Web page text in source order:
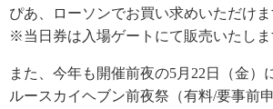
ぴあ、ローソンでお買い求めいただけま
※当日券は入場ゲートにて販売いたしま
また、今年も開催前夜の5月22日（金）
ルースカイヘブン前夜祭（有料/要事前